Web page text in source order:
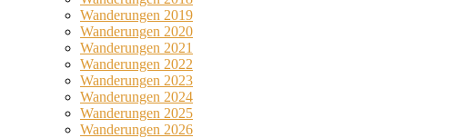
Wanderungen 2019
Wanderungen 2020
Wanderungen 2021
Wanderungen 2022
Wanderungen 2023
Wanderungen 2024
Wanderungen 2025
Wanderungen 2026